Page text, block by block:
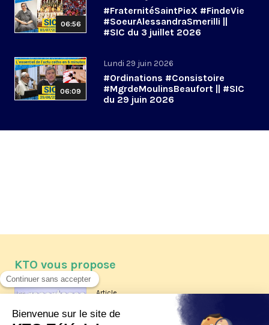
06:56
#FraternitéSaintPieX #FindeVie
#SoeurAlessandraSmerilli ||
#SIC du 3 juillet 2026
06:09
Lundi 29 juin 2026
#Ordinations #Consistoire
#MgrdeMoulinsBeaufort || #SIC
du 29 juin 2026
KTO vous propose
Article
Les reportages d'été 2026 de KTO